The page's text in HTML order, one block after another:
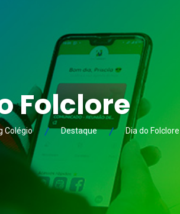
Folclore
Colégio Destaque Dia do Folclore